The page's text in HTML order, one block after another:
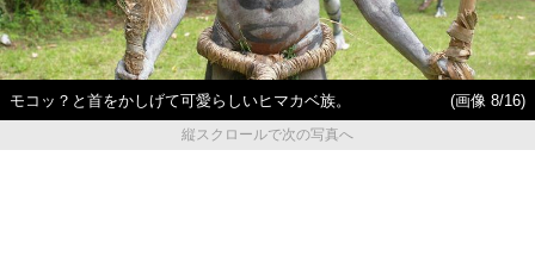
モコッ？と首をかしげて可愛らしいヒマカベ族。
(画像 8/16)
縦スクロールで次の写真へ